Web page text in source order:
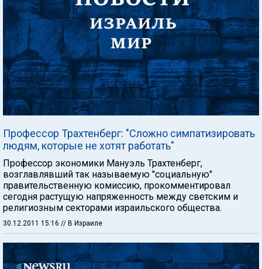
Профессор Трахтенберг: "Сложно симпатизировать
людям, которые не хотят работать"
Профессор экономики Мануэль Трахтенберг,
возглавлявший так называемую "социальную"
правительственную комиссию, прокомментировал
сегодня растущую напряженность между светским и
религиозным секторами израильского общества.
30.12.2011 15:16 // В Израиле